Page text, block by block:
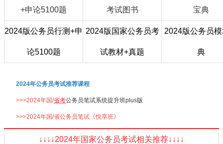
2024版公务员行测+申
论5100题
2024版国家公务员考
试教材+真题
2024版公务员
典
2024年公务员考试推荐课程
>>>2024年国/省考公务员笔试系统提升班plus版
>>>2024年国/省公务员笔试《悦享班》
↓↓↓↓2024年国家公务员考试相关推荐↓↓↓↓